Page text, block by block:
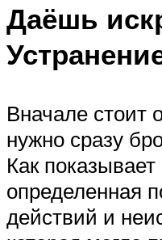
Даёшь
Вначале стоит
нужно сразу
Как показывает
определенная
действий и